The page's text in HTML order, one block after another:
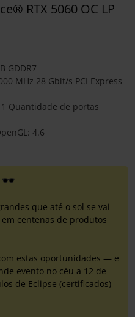
RTX 5060 OC LP
GDDR7
MHz 28 Gbit/s PCI Express
Quantidade de portas
4.6
que até o sol se vai
centenas de produtos
estas oportunidades — e
evento no céu a 12 de
de Eclipse (certificados)